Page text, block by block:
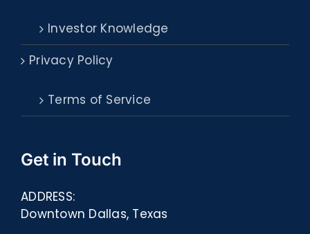
Investor Knowledge
Privacy Policy
Terms of Service
Get in Touch
ADDRESS:
Downtown Dallas, Texas